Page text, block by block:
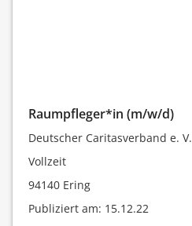
Raumpfleger*in (m/w/d)
Deutscher Caritasverband e. V.
Vollzeit
94140 Ering
Publiziert am: 15.12.22